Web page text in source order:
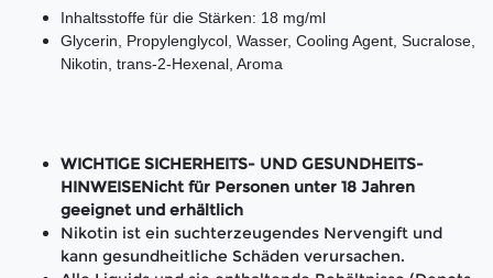
Inhaltsstoffe für die Stärken: 18 mg/ml
Glycerin, Propylenglycol, Wasser, Cooling Agent, Sucralose,
Nikotin, trans-2-Hexenal, Aroma
WICHTIGE SICHERHEITS- UND GESUNDHEITS-
HINWEISENicht für Personen unter 18 Jahren
geeignet und erhältlich
Nikotin ist ein suchterzeugendes Nervengift und
kann gesundheitliche Schäden verursachen.